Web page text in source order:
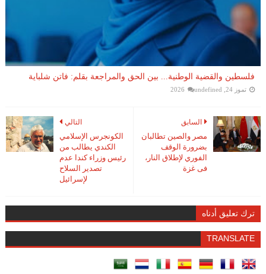
فلسطين والقضية الوطنية... بين الحق والمراجعة بقلم: فاتن شلباية
تموز 24, 2026 undefined
التالي
الكونجرس الإسلامي
الكندي يطالب من
رئيس وزراء كندا عدم
تصدير السلاح
لإسرائيل
السابق
مصر والصين تطالبان
بضرورة الوقف
الفوري لإطلاق النار،
فى غزة
ترك تعليق أدناه
TRANSLATE